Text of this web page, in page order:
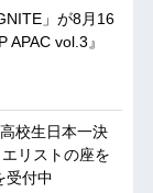
」が8月16
APAC vol.3』
校生日本一決
リストの座を
受付中